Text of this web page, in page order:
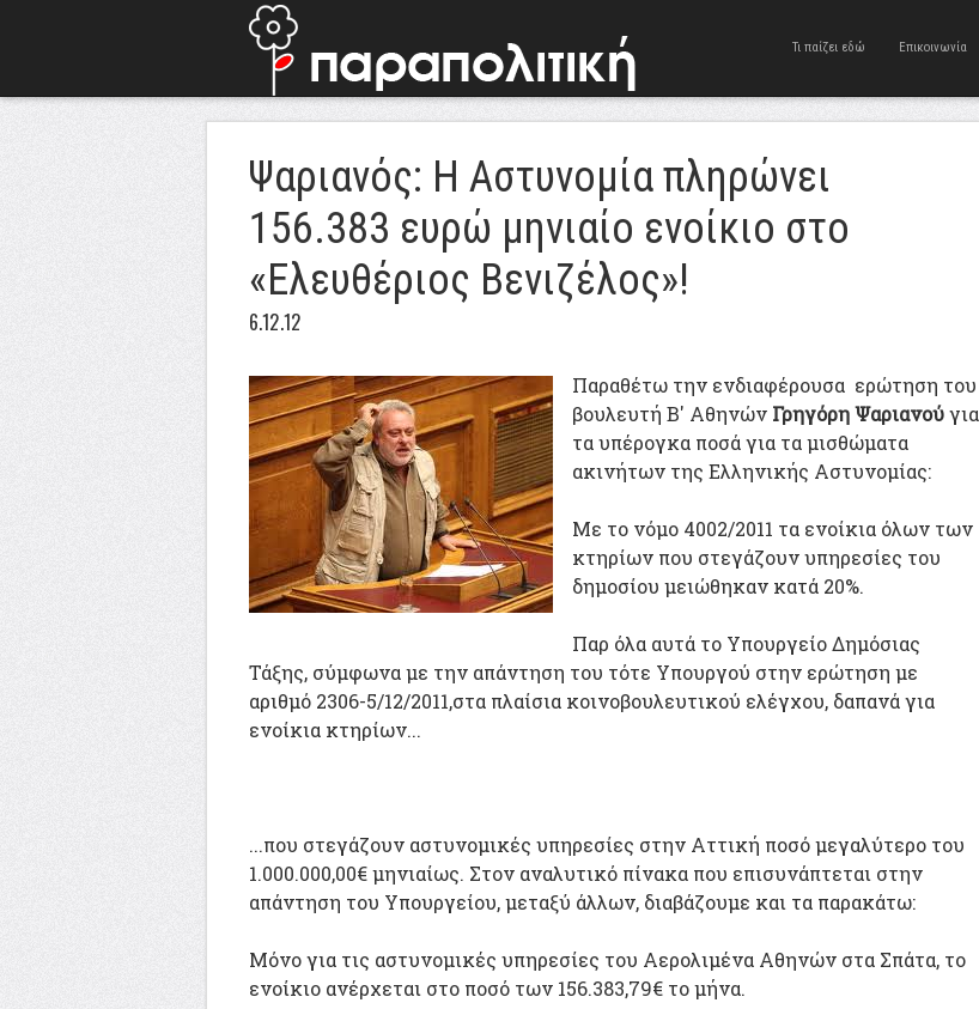
Τι παίζει εδώ Επικοινωνία
Ψαριανός: Η Αστυνομία πληρώνει
156.383 ευρώ μηνιαίο ενοίκιο στο
«Ελευθέριος Βενιζέλος»!
6.12.12
Παραθέτω την ενδιαφέρουσα ερώτηση του
βουλευτή Β' Αθηνών Γρηγόρη Ψαριανούγια
τα υπέρογκα ποσά για τα μισθώματα
ακινήτων της Ελληνικής Αστυνομίας:
Με το νόμο 4002/2011 τα ενοίκια όλων των
κτηρίων που στεγάζουν υπηρεσίες του
δημοσίου μειώθηκαν κατά 20%.
Παρ όλα αυτά το Υπουργείο Δημόσιας
Τάξης, σύμφωνα με την απάντηση του τότε Υπουργού στην ερώτηση με
αριθμό 2306-5/12/2011,στα πλαίσια κοινοβουλευτικού ελέγχου, δαπανά για
ενοίκια κτηρίων...
...που στεγάζουν αστυνομικές υπηρεσίες στην Αττική ποσό μεγαλύτερο του
1.000.000,00€ μηνιαίως. Στον αναλυτικό πίνακα που επισυνάπτεται στην
απάντηση του Υπουργείου, μεταξύ άλλων, διαβάζουμε και τα παρακάτω:
Μόνο για τις αστυνομικές υπηρεσίες του Αερολιμένα Αθηνών στα Σπάτα, το
ενοίκιο ανέρχεται στο ποσό των 156.383,79€ το μήνα.